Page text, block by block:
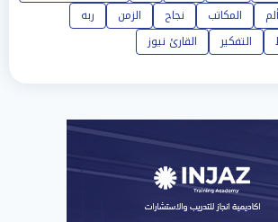
ألم المكاتب نجاح الزمن
ربه
التفكير القارئ نيوز